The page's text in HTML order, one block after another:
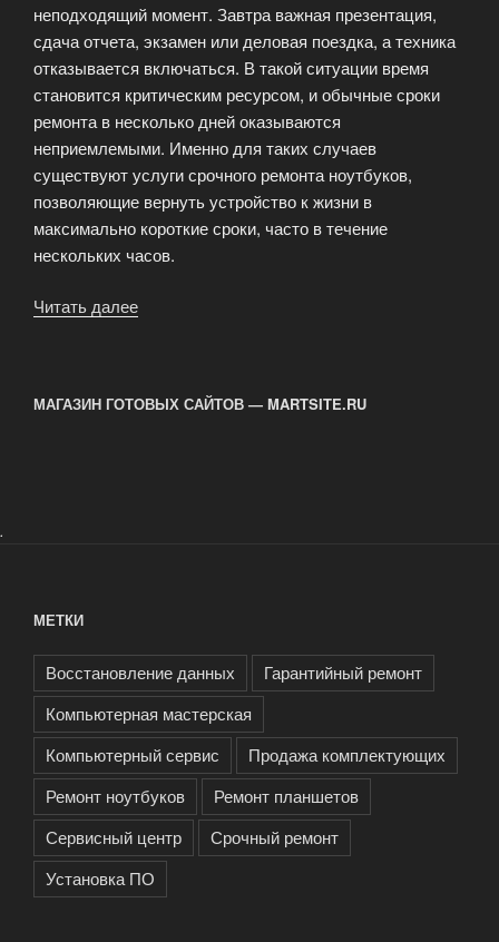
неподходящий момент. Завтра важная презентация,
сдача отчета, экзамен или деловая поездка, а техника
отказывается включаться. В такой ситуации время
становится критическим ресурсом, и обычные сроки
ремонта в несколько дней оказываются
неприемлемыми. Именно для таких случаев
существуют услуги срочного ремонта ноутбуков,
позволяющие вернуть устройство к жизни в
максимально короткие сроки, часто в течение
нескольких часов.
Читать далее
каждая
МАГАЗИН ГОТОВЫХ САЙТОВ — MARTSITE.RU
.
МЕТКИ
Восстановление данных
Гарантийный ремонт
Компьютерная мастерская
Компьютерный сервис
Продажа комплектующих
Ремонт ноутбуков
Ремонт планшетов
Сервисный центр
Срочный ремонт
Установка ПО